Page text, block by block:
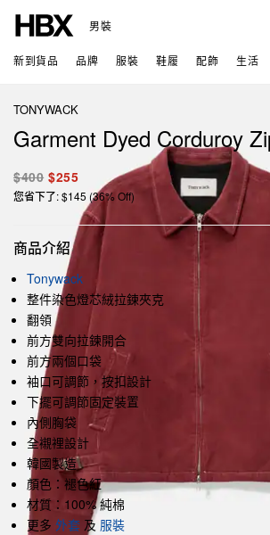
男裝
新到貨品 品牌 服裝 鞋履 配飾 生活
TONYWACK
Garment Dyed Corduroy
$400 $255
您省下了: $145 (36% Off)
商品介紹
Tonywack
整件染色燈芯絨拉鍊夾克
翻領
前方雙向拉鍊開合
前方兩個口袋
袖口可調節，按扣設計
下擺可調節固定裝置
內側胸袋
全襯裡設計
韓國製造
顏色：褪色紅
材質：100% 純棉
更多 外套 及 服裝